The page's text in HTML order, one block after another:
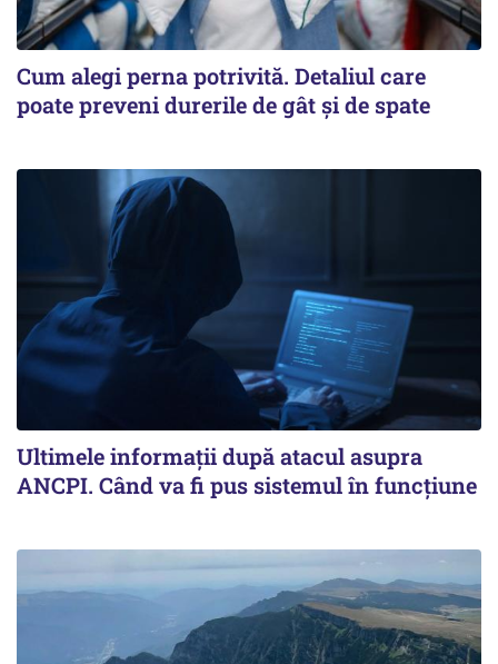
Cum alegi perna potrivită. Detaliul care
poate preveni durerile de gât și de spate
Ultimele informații după atacul asupra
ANCPI. Când va fi pus sistemul în funcțiune